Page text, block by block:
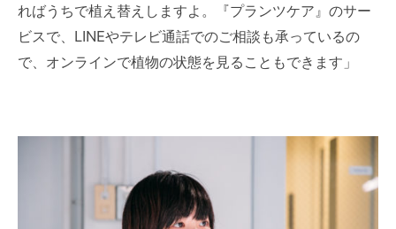
ればうちで植え替えしますよ。『プランツケア』のサー
ビスで、LINEやテレビ通話でのご相談も承っているの
で、オンラインで植物の状態を見ることもできます」